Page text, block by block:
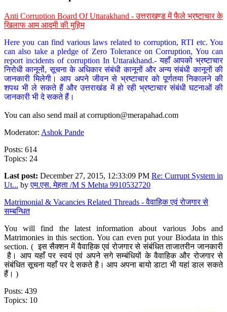
Anti Corruption Board Of Uttarakhand - उत्तराखण्ड में फैले भ्रष्टाचार के
खिलाफ आम आदमी की मुहिम
Here you can find various laws related to corruption, RTI etc. You
can also take a pledge of Zero Tolerance on Corruption, You can
report incidents of corruption In Uttarakhand.- यहाँ आपको भ्रष्टाचार
निरोधी कानूनों, सूचना के अधिकार संबंधी कानूनों और अन्य संबंधी कानूनों की
जानकारी मिलेगी। आप अपने जीवन से भ्रष्टाचार को पूर्णतया निकालने की
शपथ भी ले सकते हैं और उत्तराखंड में हो रही भ्रष्टाचार संबंधी घटनाओं की
जानकारी भी दे सकते हैं।
You can also send mail at corruption@merapahad.com
Moderator: Ashok Pande
Posts: 614
Topics: 24
Last post: December 27, 2015, 12:33:09 PM Re: Currupt System in
Ut... byएम.एस. मेहता /M S Mehta 9910532720
Matrimonial & Vacancies Related Threads - वैवाहिक एवं रोजगार से
सम्बन्धित
You will find the latest information about various Jobs and
Matrimonies in this section. You can even put your Biodata in this
section. ( इस सैक्शन में वैवाहिक एवं रोजगार से संबंधित ताजातरीन जानकारी
है। आप यहाँ पर स्वयं एवं अपने सगे सम्बंधियों के वैवाहिक और रोजगार से
संबंधित सूचना यहाँ पर दे सकते है। आप अपना बायो डाटा भी यहां डाल सकते
हैं। )
Posts: 439
Topics: 10